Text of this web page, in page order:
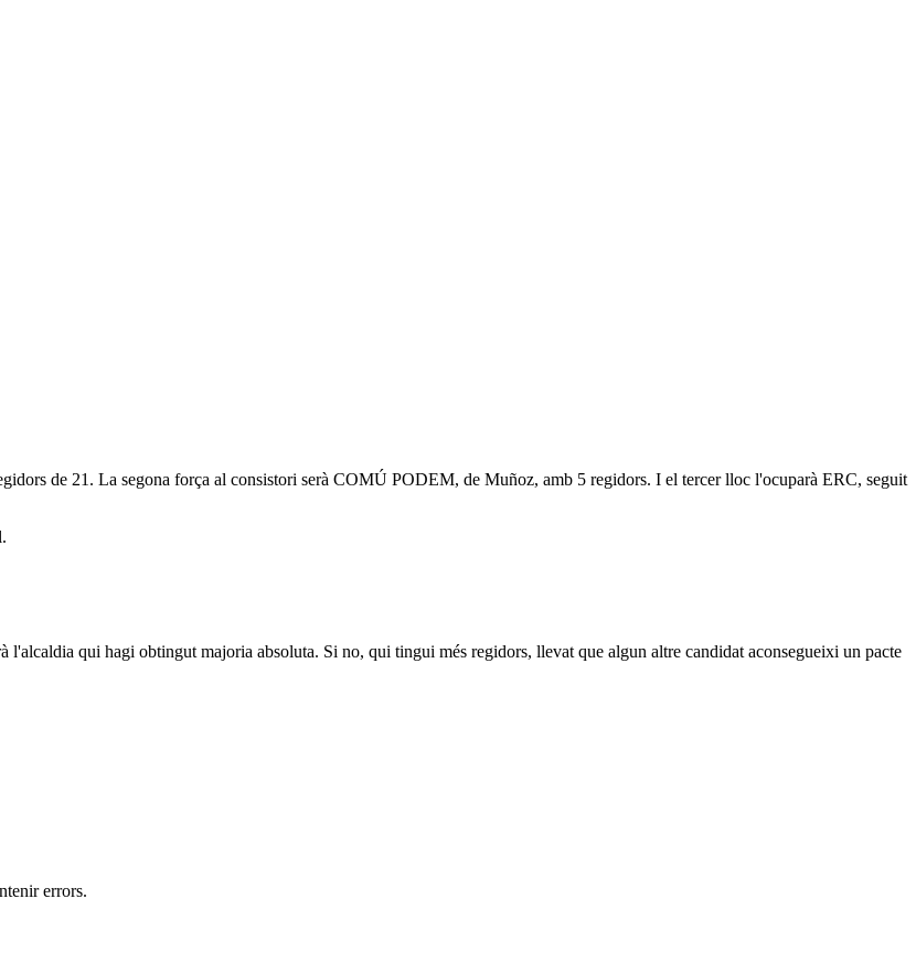
de 21. La segona força al consistori serà COMÚ PODEM, de Muñoz, amb 5 regidors. I el tercer lloc l'ocuparà ERC, seguit
l'alcaldia qui hagi obtingut majoria absoluta. Si no, qui tingui més regidors, llevat que algun altre candidat aconsegueixi un pacte
errors.